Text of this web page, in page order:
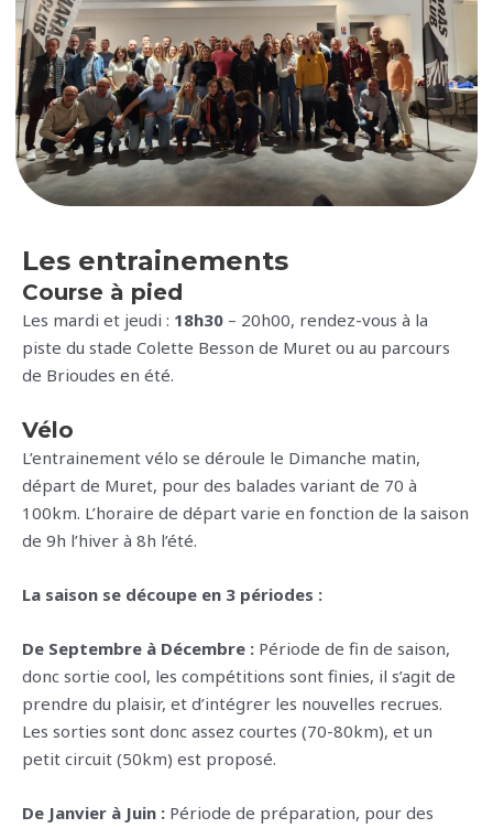
Les entrainements
Course à pied
Les mardi et jeudi : 18h30 – 20h00, rendez-vous à la
piste du stade Colette Besson de Muret ou au parcours
de Brioudes en été.
Vélo
L’entrainement vélo se déroule le Dimanche matin,
départ de Muret, pour des balades variant de 70 à
100km. L’horaire de départ varie en fonction de la saison
de 9h l’hiver à 8h l’été.
La saison se découpe en 3 périodes :
De Septembre à Décembre : Période de fin de saison,
donc sortie cool, les compétitions sont finies, il s’agit de
prendre du plaisir, et d’intégrer les nouvelles recrues.
Les sorties sont donc assez courtes (70-80km), et un
petit circuit (50km) est proposé.
De Janvier à Juin : Période de préparation, pour des